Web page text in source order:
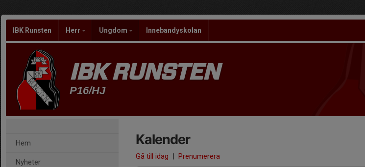
IBK Runsten Herr Ungdom Innebandyskolan
IBK RUNSTEN
P16/HJ
Hem
Nyheter
Kalender
Gå till idag | Prenumerera